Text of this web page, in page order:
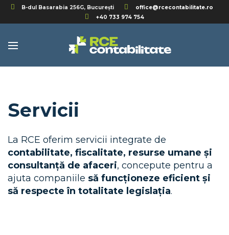
B-dul Basarabia 256G, București
office@rcecontabilitate.ro
+40 733 974 754
Servicii
La RCE oferim servicii integrate de
contabilitate, fiscalitate, resurse umane și
consultanță de afaceri, concepute pentru a
ajuta companiile să funcționeze eficient și
să respecte în totalitate legislația.
BACK
CONTABILITATE
TAXE ȘI IMPOZITE
CONSULTANȚĂ DE BUSINESS